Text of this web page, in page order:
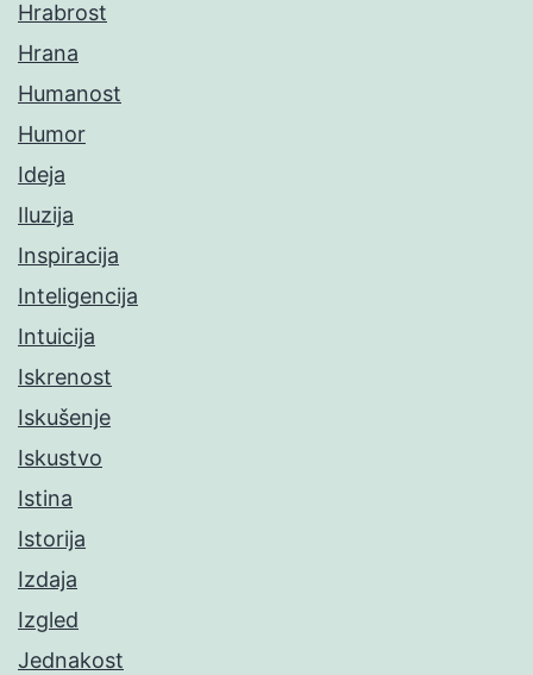
Hrabrost
Hrana
Humanost
Humor
Ideja
Iluzija
Inspiracija
Inteligencija
Intuicija
Iskrenost
Iskušenje
Iskustvo
Istina
Istorija
Izdaja
Izgled
Jednakost